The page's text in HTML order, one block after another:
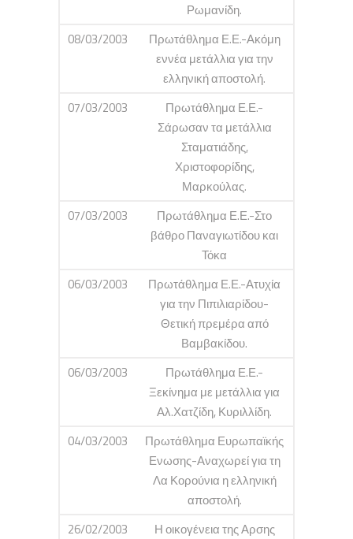
Ρωμανίδη.
08/03/2003
Πρωτάθλημα Ε.Ε.-Ακόμη
εννέα μετάλλια για την
ελληνική αποστολή.
07/03/2003
Πρωτάθλημα Ε.Ε.-
Σάρωσαν τα μετάλλια
Σταματιάδης,
Χριστοφορίδης,
Μαρκούλας.
07/03/2003
Πρωτάθλημα Ε.Ε.-Στο
βάθρο Παναγιωτίδου και
Τόκα
06/03/2003
Πρωτάθλημα Ε.Ε.-Ατυχία
για την Πιπιλιαρίδου-
Θετική πρεμέρα από
Βαμβακίδου.
06/03/2003
Πρωτάθλημα Ε.Ε.-
Ξεκίνημα με μετάλλια για
Αλ.Χατζίδη, Κυριλλίδη.
04/03/2003
Πρωτάθλημα Ευρωπαϊκής
Ενωσης-Αναχωρεί για τη
Λα Κορούνια η ελληνική
αποστολή.
26/02/2003
Η οικογένεια της Αρσης